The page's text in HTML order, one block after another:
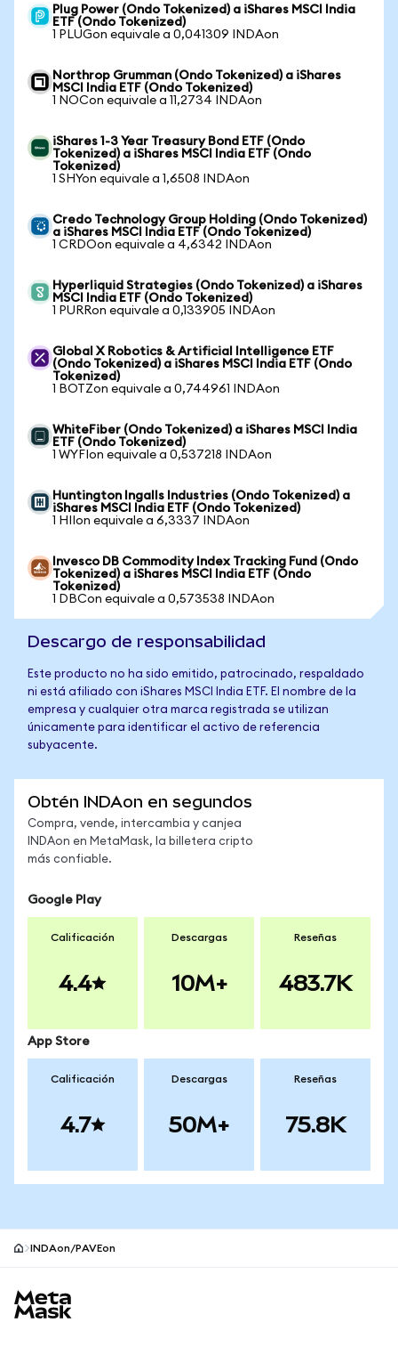
Plug Power (Ondo Tokenized) a iShares MSCI India
ETF (Ondo Tokenized)
1 PLUGon equivale a 0,041309 INDAon
Northrop Grumman (Ondo Tokenized) a iShares
MSCI India ETF (Ondo Tokenized)
1 NOCon equivale a 11,2734 INDAon
iShares 1-3 Year Treasury Bond ETF (Ondo
Tokenized) a iShares MSCI India ETF (Ondo
Tokenized)
1 SHYon equivale a 1,6508 INDAon
Credo Technology Group Holding (Ondo Tokenized)
a iShares MSCI India ETF (Ondo Tokenized)
1 CRDOon equivale a 4,6342 INDAon
Hyperliquid Strategies (Ondo Tokenized) a iShares
MSCI India ETF (Ondo Tokenized)
1 PURRon equivale a 0,133905 INDAon
Global X Robotics & Artificial Intelligence ETF
(Ondo Tokenized) a iShares MSCI India ETF (Ondo
Tokenized)
1 BOTZon equivale a 0,744961 INDAon
WhiteFiber (Ondo Tokenized) a iShares MSCI India
ETF (Ondo Tokenized)
1 WYFIon equivale a 0,537218 INDAon
Huntington Ingalls Industries (Ondo Tokenized) a
iShares MSCI India ETF (Ondo Tokenized)
1 HIIon equivale a 6,3337 INDAon
Invesco DB Commodity Index Tracking Fund (Ondo
Tokenized) a iShares MSCI India ETF (Ondo
Tokenized)
1 DBCon equivale a 0,573538 INDAon
Descargo de responsabilidad
Este producto no ha sido emitido, patrocinado, respaldado
ni está afiliado con iShares MSCI India ETF. El nombre de la
empresa y cualquier otra marca registrada se utilizan
únicamente para identificar el activo de referencia
subyacente.
Obtén INDAon en segundos
Compra, vende, intercambia y canjea
INDAon en MetaMask, la billetera cripto
más confiable.
Google Play
Calificación
4.4
Descargas
10M+
Reseñas
483.7K
App Store
Calificación
4.7
Descargas
50M+
Reseñas
75.8K
INDAon/PAVEon